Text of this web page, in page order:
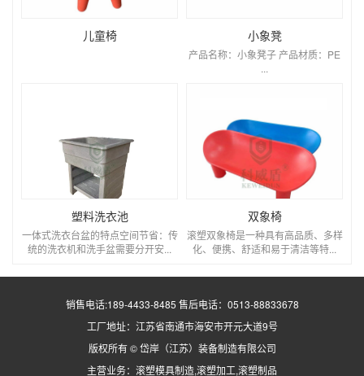
儿童椅 小象凳
产品名称：小象凳子 产品材质：PE
...
塑料洗衣池
一体式洗衣台盆的特点空间节省：传
统的洗衣机和洗手盆需要分开安...
双象椅
滚塑双象椅是一种具有高品质、多样
化、便携、舒适和易于清洁等特...
销售电话:189-4433-8485 售后电话：0513-88833678
工厂地址：江苏省南通市海安市开元大道9号
版权所有 © 岱岸（江苏）装备制造有限公司
主营业务： 滚塑模具制造,滚塑加工,滚塑制品